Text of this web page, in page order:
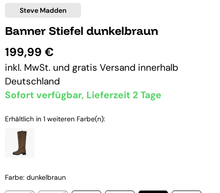
Steve Madden
Banner Stiefel dunkelbraun
199,99 €
inkl. MwSt. und gratis Versand innerhalb
Deutschland
Sofort verfügbar, Lieferzeit 2 Tage
Erhältlich in 1 weiteren Farbe(n):
Farbe: dunkelbraun